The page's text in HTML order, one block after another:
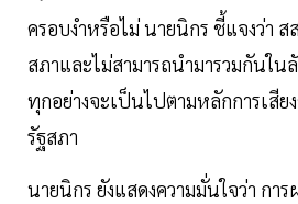
ครอบงำหรือไม่ นายนิกร ชี้แจงว่า
สภาและไม่สามารถนำมารวมกันใน
ทุกอย่างจะเป็นไปตามหลักการเสีย
รัฐสภา
นายนิกร ยังแสดงความมั่นใจว่า กา